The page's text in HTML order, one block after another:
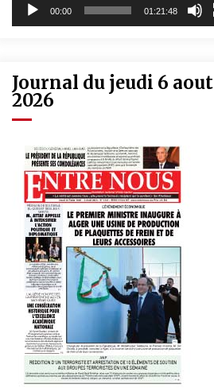
00:00 01:21:48
Journal du jeudi 6 aout
2026